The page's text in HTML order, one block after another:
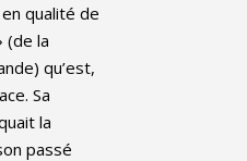
qualité de
(de la
qu’est,
Sa
la
passé